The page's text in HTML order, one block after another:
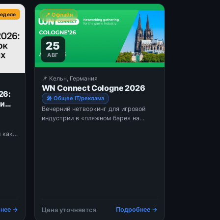
как
→
📍 Офлайн
25
АВГ
📌 Кельн, Германия
WN Connect Cologne 2026
🎤 Общее IT/реклама
Вечерний нетворкинг для игровой
индустрии в «пляжном баре» на
Цена уточняется Подробнее →